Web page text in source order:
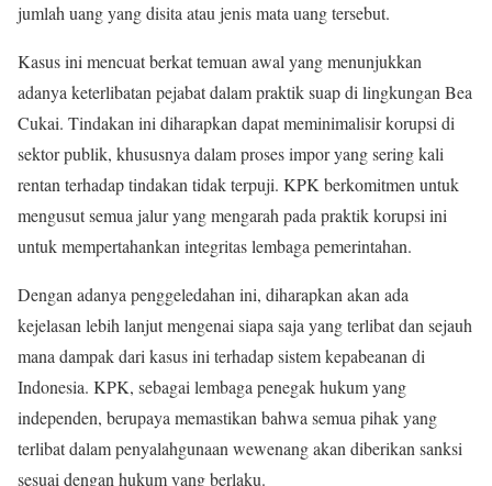
jumlah uang yang disita atau jenis mata uang tersebut.
Kasus ini mencuat berkat temuan awal yang menunjukkan
adanya keterlibatan pejabat dalam praktik suap di lingkungan Bea
Cukai. Tindakan ini diharapkan dapat meminimalisir korupsi di
sektor publik, khususnya dalam proses impor yang sering kali
rentan terhadap tindakan tidak terpuji. KPK berkomitmen untuk
mengusut semua jalur yang mengarah pada praktik korupsi ini
untuk mempertahankan integritas lembaga pemerintahan.
Dengan adanya penggeledahan ini, diharapkan akan ada
kejelasan lebih lanjut mengenai siapa saja yang terlibat dan sejauh
mana dampak dari kasus ini terhadap sistem kepabeanan di
Indonesia. KPK, sebagai lembaga penegak hukum yang
independen, berupaya memastikan bahwa semua pihak yang
terlibat dalam penyalahgunaan wewenang akan diberikan sanksi
sesuai dengan hukum yang berlaku.